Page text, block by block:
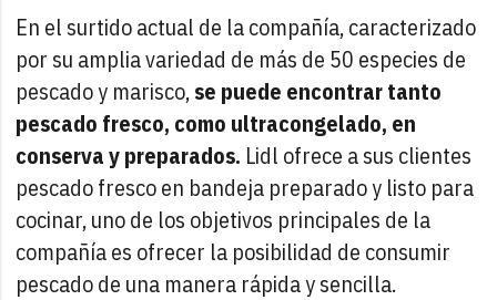
En el surtido actual de la compañía, caracterizado
por su amplia variedad de más de 50 especies de
pescado y marisco,se puede encontrar tanto
pescado fresco, como ultracongelado, en
conserva y preparados. Lidl ofrece a sus clientes
pescado fresco en bandeja preparado y listo para
cocinar, uno de los objetivos principales de la
compañía es ofrecer la posibilidad de consumir
pescado de una manera rápida y sencilla.